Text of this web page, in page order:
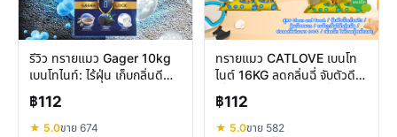
รีวิว ทรายแมว Gager 10kg
เบนโทไนท์: ไร้ฝุ่น เก็บกลิ่นดี
แมวแพ้ใช้ได้
฿112
★ 5.0ขาย 674
ทรายแมว CATLOVE เบนโท
ไนต์ 16KG ลดกลิ่นฉี่ จับตัวดี
เยี่ยม คุ้มค่า สะอาดสดชื่น
฿112
★ 5.0ขาย 582